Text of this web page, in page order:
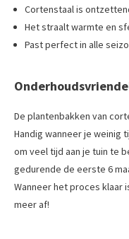
Cortenstaal is
Het straalt warmte en
Past perfect in alle
De plantenbakken van
Handig wanneer je weinig
om veel tijd aan je tuin te
gedurende de eerste 6
Wanneer het proces klaar
meer af!